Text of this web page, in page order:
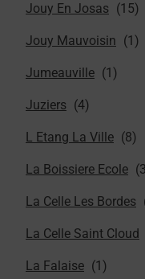
Jouy En Josas
Jouy Mauvoisin
Jumeauville
Juziers
L Etang La Ville
La Boissiere Ecole
La Celle Les Bordes
La Celle Saint Cloud
La Falaise